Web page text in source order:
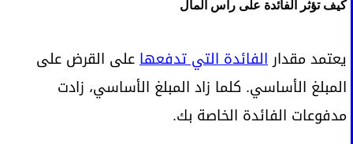
كيف تؤثر الفائدة على رأس المال
يعتمد مقدارالفائدة التي تدفعهاعلى القرض على
المبلغ الأساسي. كلما زاد المبلغ الأساسي، زادت
مدفوعات الفائدة الخاصة بك.